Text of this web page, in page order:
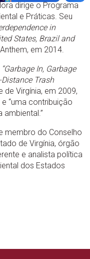
dirige o Programa
e Práticas. Seu
in
States, Brazil and
em 2014.
“Garbage In, Garbage
Trash
de Virgínia, em 2009,
“uma contribuição
membro do Conselho
de Virgínia, órgão
e analista política
dos Estados